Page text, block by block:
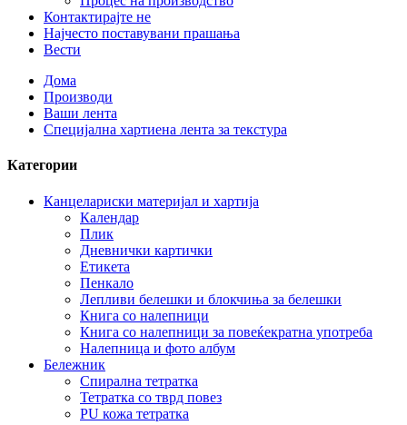
Контактирајте не
Најчесто поставувани прашања
Вести
Дома
Производи
Ваши лента
Специјална хартиена лента за текстура
Категории
Канцелариски материјал и хартија
Календар
Плик
Дневнички картички
Етикета
Пенкало
Лепливи белешки и блокчиња за белешки
Книга со налепници
Книга со налепници за повеќекратна употреба
Налепница и фото албум
Бележник
Спирална тетратка
Тетратка со тврд повез
PU кожа тетратка